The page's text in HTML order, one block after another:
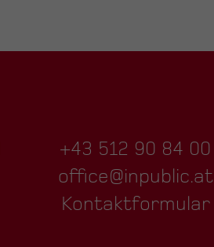
+43 512 90 84 00
office@inpublic.at
Kontaktformular